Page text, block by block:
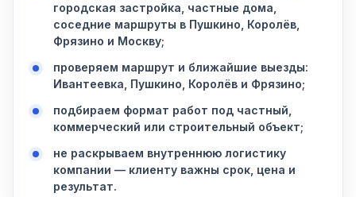
городская застройка, частные дома,
соседние маршруты в Пушкино, Королёв,
Фрязино и Москву;
проверяем маршрут и ближайшие выезды:
Ивантеевка, Пушкино, Королёв и Фрязино;
подбираем формат работ под частный,
коммерческий или строительный объект;
не раскрываем внутреннюю логистику
компании — клиенту важны срок, цена и
результат.